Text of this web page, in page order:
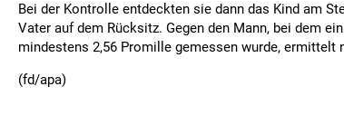
Bei der Kontrolle entdeckten sie dann das Kind am
Vater auf dem Rücksitz. Gegen den Mann, bei dem
mindestens 2,56 Promille gemessen wurde, ermittelt
(fd/apa)